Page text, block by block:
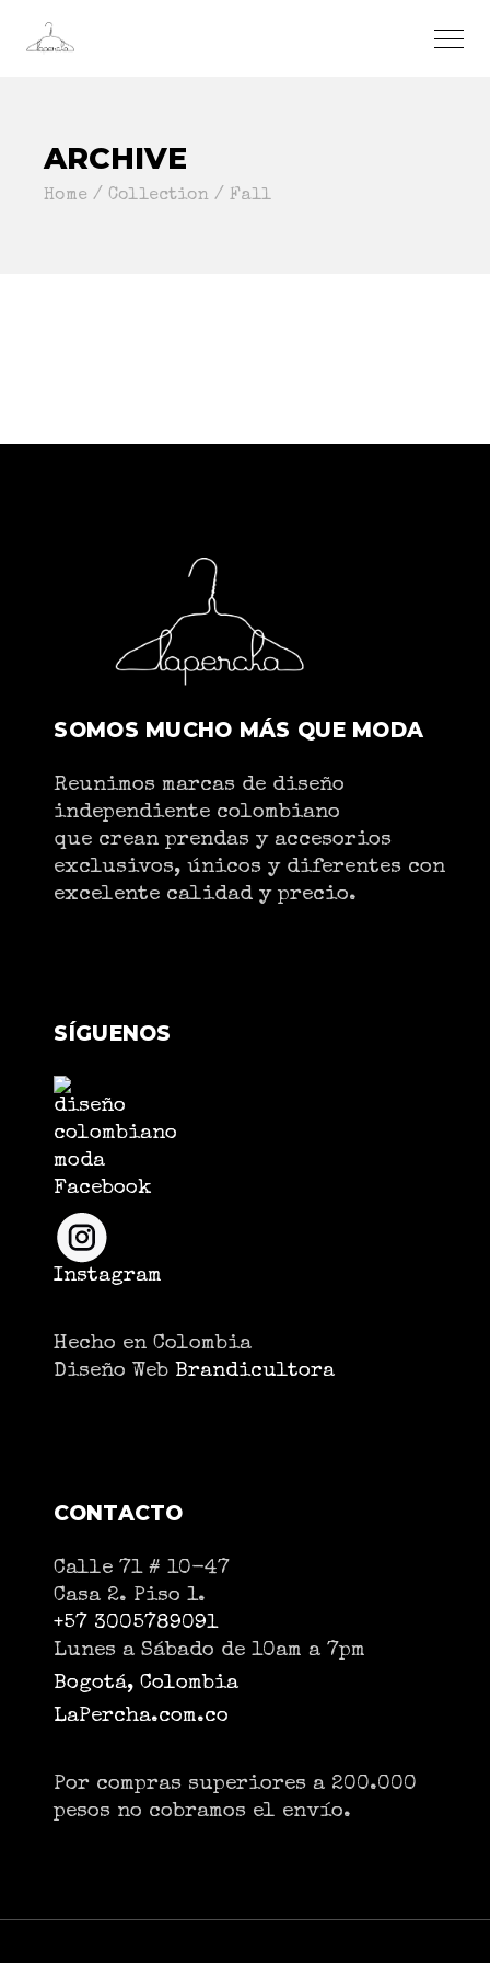
ARCHIVE
Home Collection Fall
SOMOS MUCHO MÁS QUE MODA
Reunimos marcas de diseño
independiente colombiano
que crean prendas y accesorios
exclusivos, únicos y diferentes con
excelente calidad y precio.
SÍGUENOS
Facebook
Instagram
Hecho en Colombia
Diseño Web Brandicultora
CONTACTO
Calle 71 # 10-47
Casa 2. Piso 1.
+57 3005789091
Lunes a Sábado de 10am a 7pm
Bogotá, Colombia
LaPercha.com.co
Por compras superiores a 200.000
pesos no cobramos el envío.